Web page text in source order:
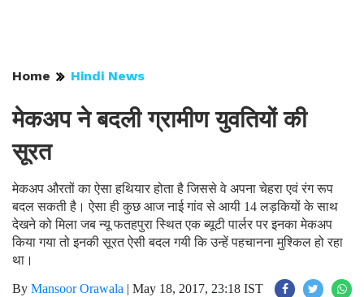
Home Hindi News
मेकअप ने बदली ग्रामीण युवतियों की
सूरत
मेकअप औरतों का ऐसा हथियार होता है जिससे वे अपना चेहरा एवं रंग रूप
बदल सकती है। ऐसा ही कुछ आज नाई गांव से आयी 14 लड़कियों के साथ
देखने को मिला जब न्यू फतहपुरा स्थित एक ब्यूटी पार्लर पर इनका मेकअप
किया गया तो इनकी सूरत ऐसी बदल गयी कि उन्हें पहचानना मुश्किल हो रहा
था।
By Mansoor Orawala | May 18, 2017, 23:18 IST